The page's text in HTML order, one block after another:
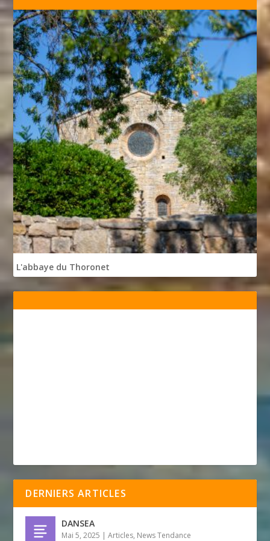
L'abbaye du Thoronet
DERNIERS ARTICLES
DANSEA
Mai 5, 2025 |Articles, News Tendance